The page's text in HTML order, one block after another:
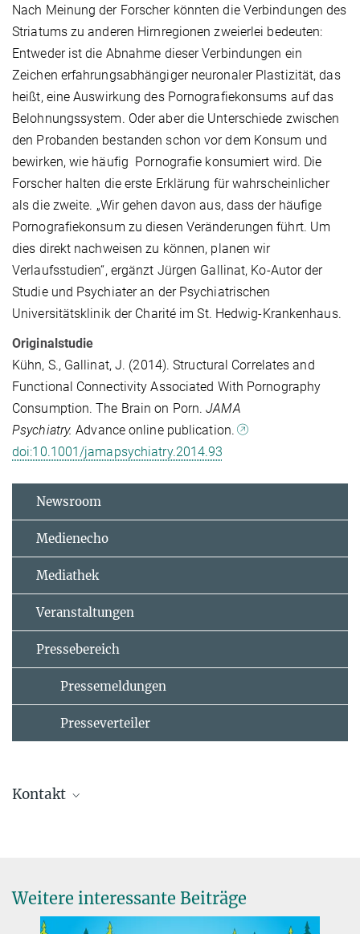
Nach Meinung der Forscher könnten die Verbindungen des
Striatums zu anderen Hirnregionen zweierlei bedeuten:
Entweder ist die Abnahme dieser Verbindungen ein
Zeichen erfahrungsabhängiger neuronaler Plastizität, das
heißt, eine Auswirkung des Pornografiekonsums auf das
Belohnungssystem. Oder aber die Unterschiede zwischen
den Probanden bestanden schon vor dem Konsum und
bewirken, wie häufig Pornografie konsumiert wird. Die
Forscher halten die erste Erklärung für wahrscheinlicher
als die zweite. „Wir gehen davon aus, dass der häufige
Pornografiekonsum zu diesen Veränderungen führt. Um
dies direkt nachweisen zu können, planen wir
Verlaufsstudien“, ergänzt Jürgen Gallinat, Ko-Autor der
Studie und Psychiater an der Psychiatrischen
Universitätsklinik der Charité im St. Hedwig-Krankenhaus.
Originalstudie
Kühn, S., Gallinat, J. (2014). Structural Correlates and
Functional Connectivity Associated With Pornography
Consumption. The Brain on Porn.JAMA
Psychiatry. Advance online publication.
doi:10.1001/jamapsychiatry.2014.93
Newsroom
Medienecho
Mediathek
Veranstaltungen
Pressebereich
Pressemeldungen
Presseverteiler
Kontakt
Weitere interessante Beiträge